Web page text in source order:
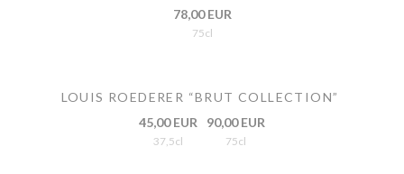
78,00 EUR
75cl
LOUIS ROEDERER “BRUT COLLECTION”
45,00 EUR
37,5cl
90,00 EUR
75cl